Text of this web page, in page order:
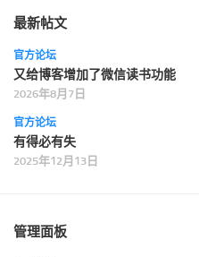
最新帖文
官方论坛
又给博客增加了微信读书功能
2026年8月7日
官方论坛
有得必有失
2025年12月13日
管理面板